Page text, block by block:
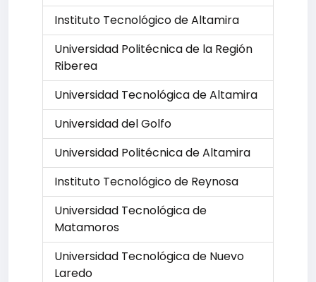
Instituto Tecnológico de Altamira
Universidad Politécnica de la Región
Riberea
Universidad Tecnológica de Altamira
Universidad del Golfo
Universidad Politécnica de Altamira
Instituto Tecnológico de Reynosa
Universidad Tecnológica de
Matamoros
Universidad Tecnológica de Nuevo
Laredo